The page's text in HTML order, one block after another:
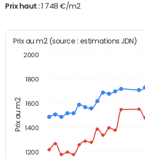
Prix haut :
1 748 €/m2
Prix au m2
Prix au m2 (source : estimations JDN)
1200
1400
1600
1800
2000